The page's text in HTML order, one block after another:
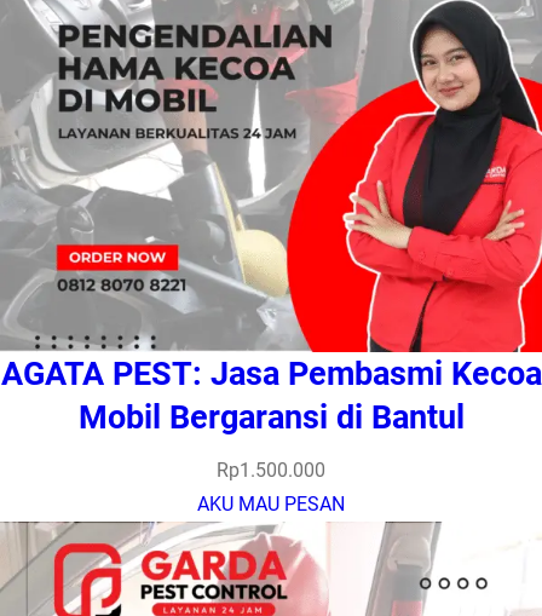
AGATA PEST: Jasa Pembasmi Kecoa
Mobil Bergaransi di Bantul
Rp1.500.000
AKU MAU PESAN